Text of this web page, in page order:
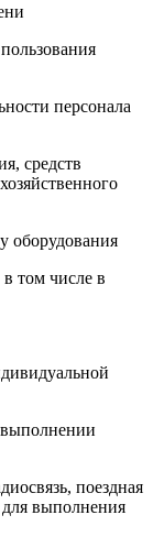
персонала
средств
оборудования
том числе в
поездная
для выполнения